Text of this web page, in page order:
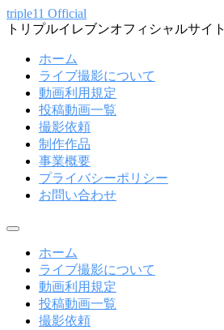
コ
ン
triple11 Official
トリプルイレブンオフィシャルサイト
ホーム
ライブ撮影について
動画利用規定
投稿動画一覧
撮影依頼
制作作品
事業概要
プライバシーポリシー
お問い合わせ
メ
ホーム
ライブ撮影について
動画利用規定
投稿動画一覧
撮影依頼